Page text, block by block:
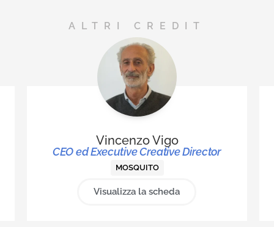
ALTRI CREDIT
Vincenzo Vigo
CEO ed Executive Creative Director
MOSQUITO
Visualizza la scheda